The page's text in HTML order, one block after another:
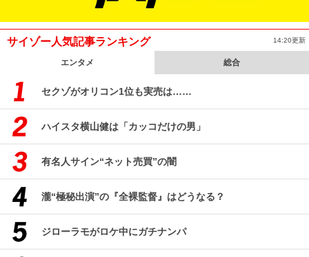
サイゾー人気記事ランキング 14:20更新
エンタメ 総合
セクゾがオリコン1位も実売は……
ハイスタ横山健は「カッコだけの男」
有名人サイン“ネット売買”の闇
瀧“極秘出演”の『全裸監督』はどうなる？
ジローラモがロケ中にガチナンパ